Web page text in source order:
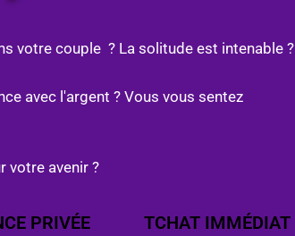
votre couple ? La solitude est intenable ?
avec l'argent ? Vous vous sentez
votre avenir ?
PRIVÉE TCHAT IMMÉDIAT